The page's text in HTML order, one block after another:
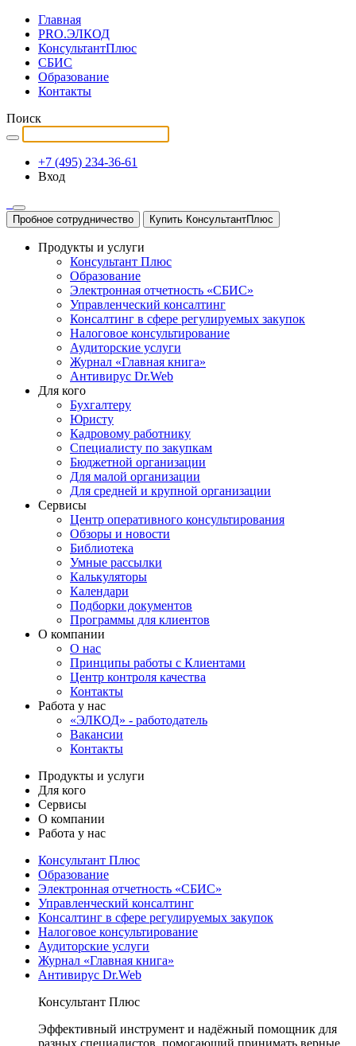
Главная
PRO.ЭЛКОД
КонсультантПлюс
СБИС
Образование
Контакты
Поиск
+7 (495) 234-36-61
Вход
Пробное сотрудничество Купить КонсультантПлюс
Продукты и услуги
Консультант Плюс
Образование
Электронная отчетность «СБИС»
Управленческий консалтинг
Консалтинг в сфере регулируемых закупок
Налоговое консультирование
Аудиторские услуги
Журнал «Главная книга»
Антивирус Dr.Web
Для кого
Бухгалтеру
Юристу
Кадровому работнику
Специалисту по закупкам
Бюджетной организации
Для малой организации
Для средней и крупной организации
Сервисы
Центр оперативного консультирования
Обзоры и новости
Библиотека
Умные рассылки
Калькуляторы
Календари
Подборки документов
Программы для клиентов
О компании
О нас
Принципы работы с Клиентами
Центр контроля качества
Контакты
Работа у нас
«ЭЛКОД» - работодатель
Вакансии
Контакты
Продукты и услуги
Для кого
Сервисы
О компании
Работа у нас
Консультант Плюс
Образование
Электронная отчетность «СБИС»
Управленческий консалтинг
Консалтинг в сфере регулируемых закупок
Налоговое консультирование
Аудиторские услуги
Журнал «Главная книга»
Антивирус Dr.Web
Консультант Плюс
Эффективный инструмент и надёжный помощник для
разных специалистов, помогающий принимать верные